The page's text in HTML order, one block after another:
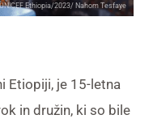
UNICEF Ethiopia/2023/ Nahom Tesfaye
Etiopiji, je 15-letna
in družin, ki so bile